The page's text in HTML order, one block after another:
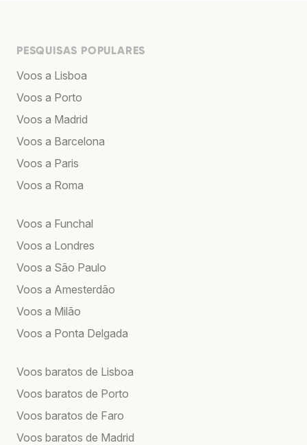
PESQUISAS POPULARES
Voos a Lisboa
Voos a Porto
Voos a Madrid
Voos a Barcelona
Voos a Paris
Voos a Roma
Voos a Funchal
Voos a Londres
Voos a São Paulo
Voos a Amesterdão
Voos a Milão
Voos a Ponta Delgada
Voos baratos de Lisboa
Voos baratos de Porto
Voos baratos de Faro
Voos baratos de Madrid